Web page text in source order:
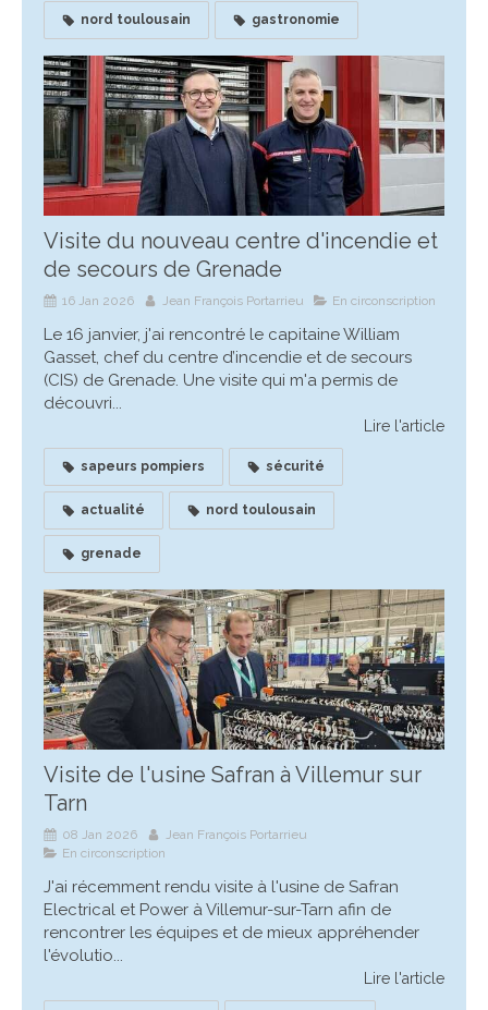
nord toulousain gastronomie
Visite du nouveau centre d'incendie et
de secours de Grenade
16 Jan 2026 Jean François Portarrieu En circonscription
Le 16 janvier, j'ai rencontré le capitaine William
Gasset, chef du centre d’incendie et de secours
(CIS) de Grenade. Une visite qui m'a permis de
découvri...
Lire l'article
sapeurs pompiers sécurité
actualité nord toulousain
grenade
Visite de l'usine Safran à Villemur sur
Tarn
08 Jan 2026
Jean François Portarrieu
En circonscription
J'ai récemment rendu visite à l'usine de Safran
Electrical et Power à Villemur-sur-Tarn afin de
rencontrer les équipes et de mieux appréhender
l'évolutio...
Lire l'article